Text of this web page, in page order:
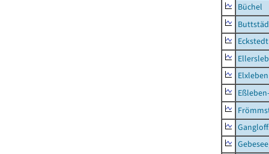
Büchel
Eckstedt
Elxleben